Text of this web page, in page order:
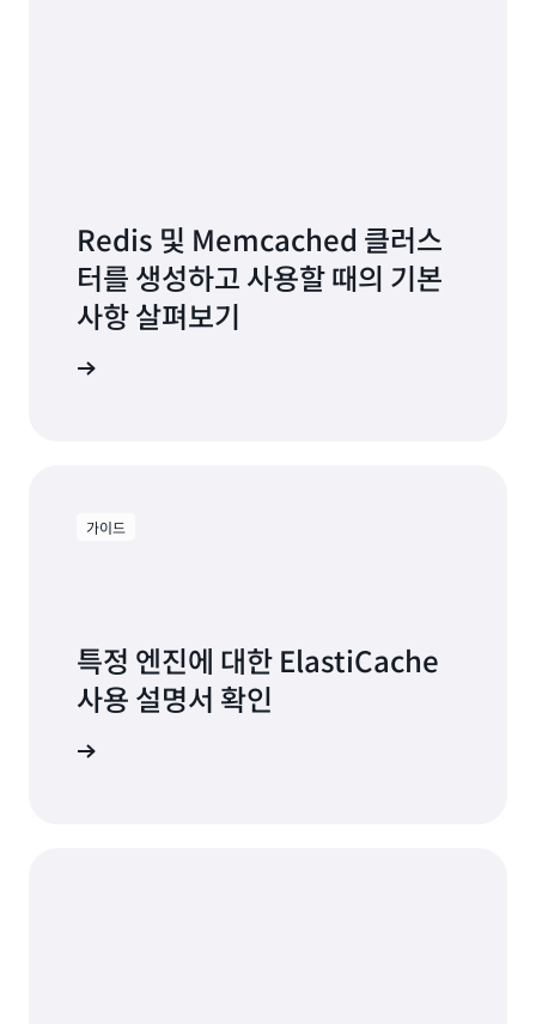
Redis 및 Memcached 클러스
터를 생성하고 사용할 때의 기본
사항 살펴보기
가이드
특정 엔진에 대한 ElastiCache
사용 설명서 확인